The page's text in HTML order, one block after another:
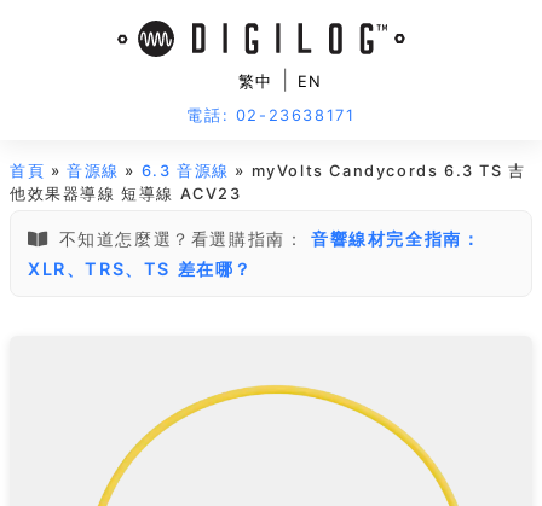
繁中
EN
電話: 02-23638171
首頁 »音源線 » 6.3 音源線 » myVolts Candycords 6.3 TS 吉
他效果器導線 短導線 ACV23
不知道怎麼選？看選購指南：
音響線材完全指南：
XLR、TRS、TS 差在哪？